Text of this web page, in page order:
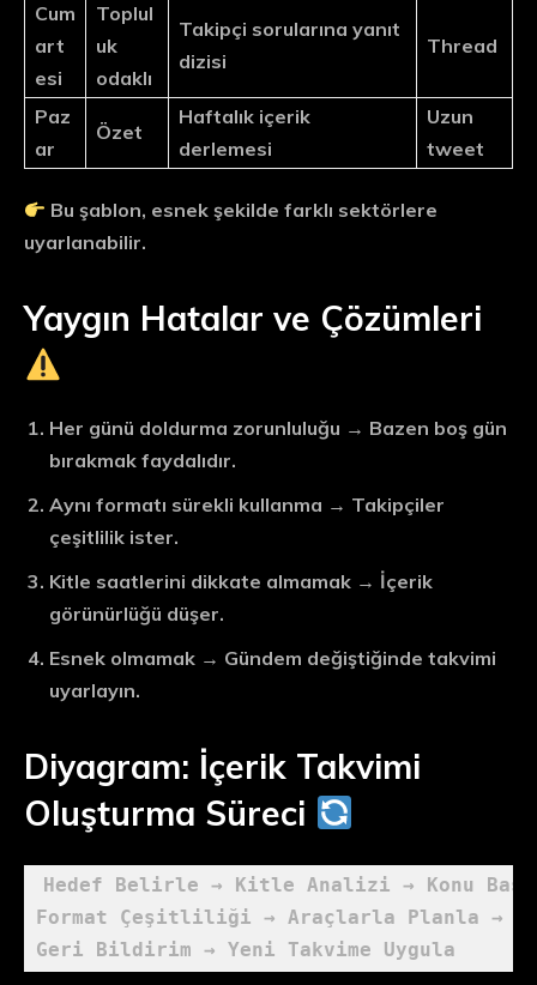
Cum
art
esi
Toplul
uk
odaklı
Takipçi sorularına yanıt
dizisi
Thread
Paz
ar
Özet
Haftalık içerik
derlemesi
Uzun
tweet
Bu şablon, esnek şekilde farklı sektörlere
uyarlanabilir.
Yaygın Hatalar ve Çözümleri
Her günü doldurma zorunluluğu → Bazen boş gün
bırakmak faydalıdır.
Aynı formatı sürekli kullanma → Takipçiler
çeşitlilik ister.
Kitle saatlerini dikkate almamak → İçerik
görünürlüğü düşer.
Esnek olmamak → Gündem değiştiğinde takvimi
uyarlayın.
Diyagram: İçerik Takvimi
Oluşturma Süreci
Hedef Belirle → Kitle Analizi → Konu
Format Çeşitliliği → Araçlarla Planla →